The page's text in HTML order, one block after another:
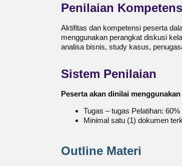
Penilaian
Aktifitas dan kompetensi peserta
menggunakan perangkat diskusi
analisa bisnis, study kasus,
Sistem Penilaian
Peserta akan dinilai
Tugas – tugas Pelatihan: 60%
Minimal satu (1) dokumen
Outline Materi